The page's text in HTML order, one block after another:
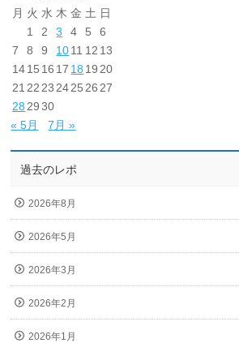
月 火 水 木 金 土 日
1
2 3 4 5
6
7
8 9 1011 12 13
1415 16 17 18 19 20
21 22 23 2425 26 27
28 29 30
« 5月
7月 »
過去のレポ
2026年8月
2026年5月
2026年3月
2026年2月
2026年1月